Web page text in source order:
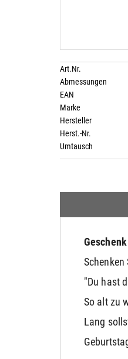
Art.Nr.
Abmessungen
EAN
Marke
Hersteller
Herst.-Nr.
Umtausch
"Du hast
So alt zu
Lang